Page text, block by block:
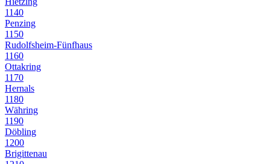
1140
Penzing
1150
Rudolfsheim-Fünfhaus
1160
Ottakring
1170
Hernals
1180
Währing
1190
Döbling
1200
Brigittenau